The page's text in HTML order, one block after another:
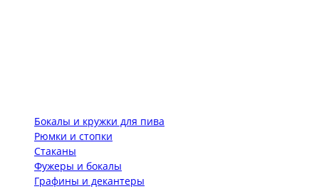
Бокалы и кружки для пива
Рюмки и стопки
Стаканы
Фужеры и бокалы
Графины и декантеры